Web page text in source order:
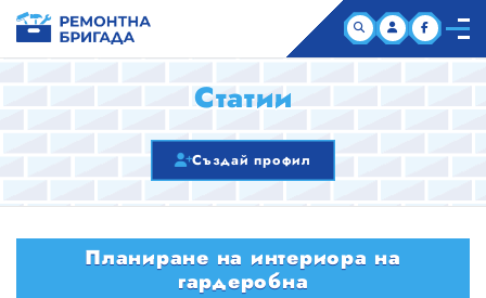
НАЧАЛО
КОМПАНИИ
ЗА НАС
Статии
Създай профил
Планиране на интериора на
гардеробна